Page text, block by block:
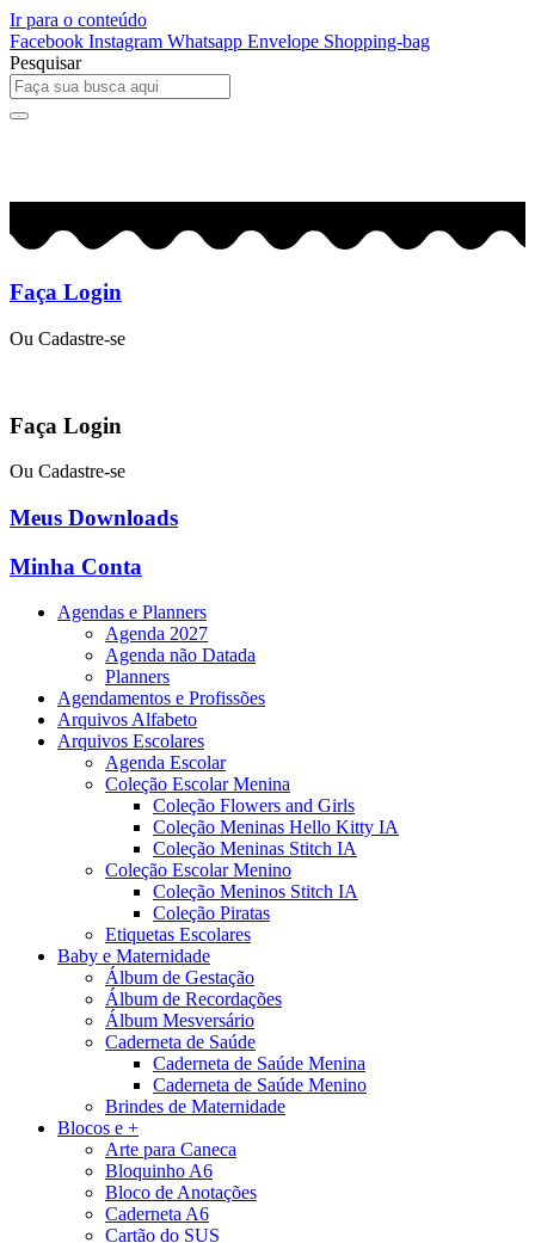
Ir para o conteúdo
Facebook Instagram Whatsapp Envelope Shopping-bag
Pesquisar
Faça Login
Ou Cadastre-se
Faça Login
Ou Cadastre-se
Meus Downloads
Minha Conta
Agendas e Planners
Agenda 2027
Agenda não Datada
Planners
Agendamentos e Profissões
Arquivos Alfabeto
Arquivos Escolares
Agenda Escolar
Coleção Escolar Menina
Coleção Flowers and Girls
Coleção Meninas Hello Kitty IA
Coleção Meninas Stitch IA
Coleção Escolar Menino
Coleção Meninos Stitch IA
Coleção Piratas
Etiquetas Escolares
Baby e Maternidade
Álbum de Gestação
Álbum de Recordações
Álbum Mesversário
Caderneta de Saúde
Caderneta de Saúde Menina
Caderneta de Saúde Menino
Brindes de Maternidade
Blocos e +
Arte para Caneca
Bloquinho A6
Bloco de Anotações
Caderneta A6
Cartão do SUS